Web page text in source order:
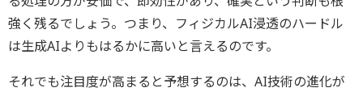
強く残るでしょう。つまり、フィジカルAI浸透のハードル
は生成AIよりもはるかに高いと言えるのです。
それでも注目度が高まると予想するのは、AI技術の進化が